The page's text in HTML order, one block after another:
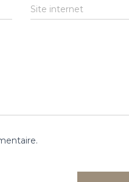
Site internet